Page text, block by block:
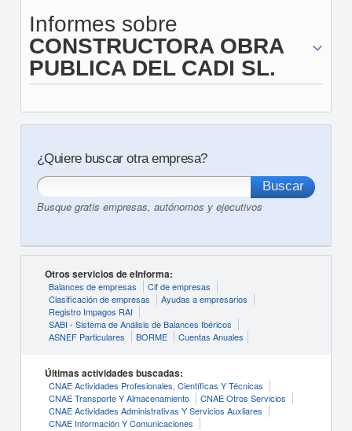
Informes sobre
CONSTRUCTORA OBRA
PUBLICA DEL CADI SL.
¿Quiere buscar otra empresa?
Busque gratis empresas, autónomos y ejecutivos
Otros servicios de eInforma:
Balances de empresas
Cif de empresas
Clasificación de empresas
Ayudas a empresarios
Registro Impagos RAI
SABI - Sistema de Análisis de Balances Ibéricos
ASNEF Particulares
BORME Cuentas Anuales
Últimas actividades buscadas:
CNAE Actividades Profesionales, Científicas Y Técnicas
CNAE Transporte Y Almacenamiento
CNAE Otros Servicios
CNAE Actividades Administrativas Y Servicios Auxliares
CNAE Información Y Comunicaciones